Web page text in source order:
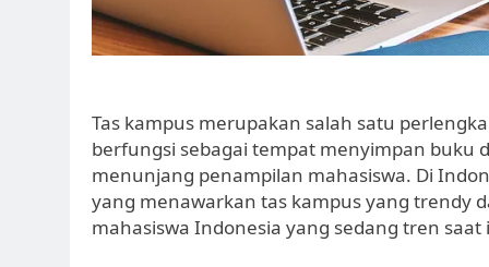
Tas kampus merupakan salah satu
berfungsi sebagai tempat menyimpan buku
menunjang penampilan mahasiswa. Di
yang menawarkan tas kampus yang trendy
mahasiswa Indonesia yang sedang tren saat